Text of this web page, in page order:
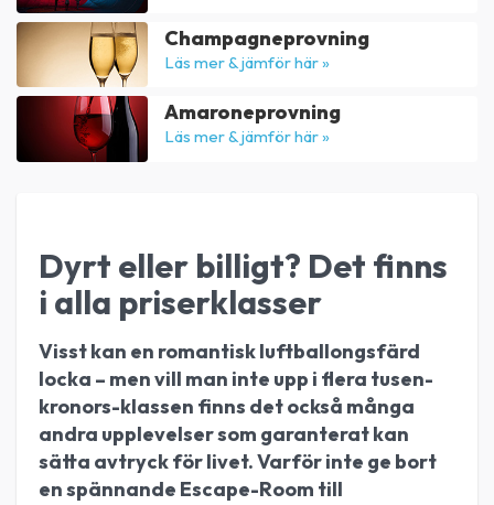
Champagneprovning
Läs mer & jämför här »
Amaroneprovning
Läs mer & jämför här »
Dyrt eller billigt? Det finns
i alla priserklasser
Visst kan en romantisk luftballongsfärd
locka – men vill man inte upp i flera tusen-
kronors-klassen finns det också många
andra upplevelser som garanterat kan
sätta avtryck för livet. Varför inte ge bort
en spännande Escape-Room till